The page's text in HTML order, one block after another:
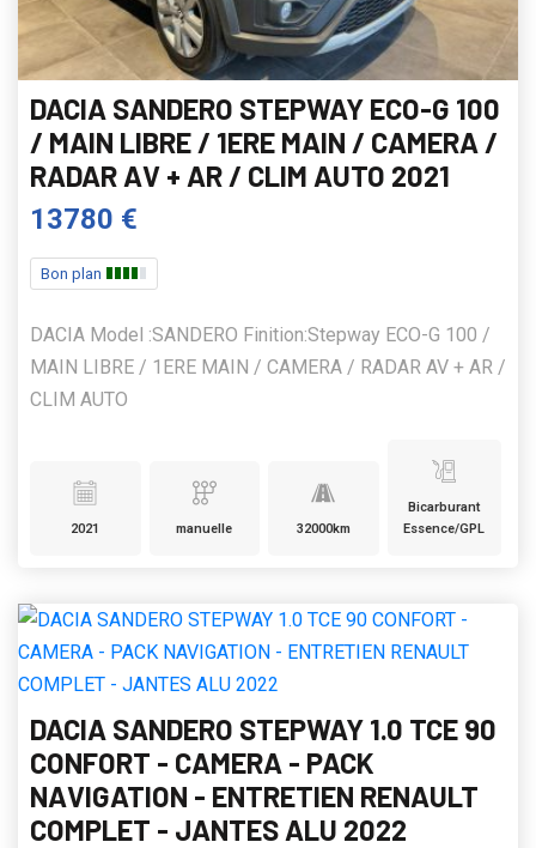
DACIA SANDERO STEPWAY ECO-G 100
/ MAIN LIBRE / 1ERE MAIN / CAMERA /
RADAR AV + AR / CLIM AUTO 2021
13780 €
Bon plan
DACIA Model :SANDERO Finition:Stepway ECO-G 100 /
MAIN LIBRE / 1ERE MAIN / CAMERA / RADAR AV + AR /
CLIM AUTO
2021 manuelle 32000km
Bicarburant
Essence/GPL
DACIA SANDERO STEPWAY 1.0 TCE 90
CONFORT - CAMERA - PACK
NAVIGATION - ENTRETIEN RENAULT
COMPLET - JANTES ALU 2022